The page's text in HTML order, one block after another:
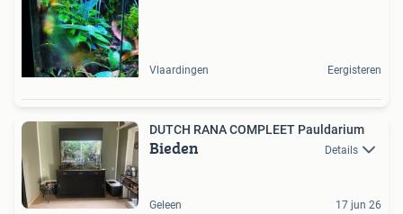
Vlaardingen Eergisteren
DUTCH RANA COMPLEET Pauldarium
Bieden Details
Geleen 17 jun 26